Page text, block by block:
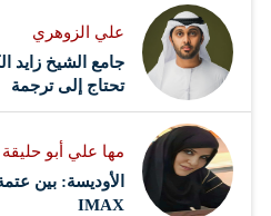
علي الزوهري
جامع الشيخ زايد
تحتاج إلى ترجمة
مها علي أبو حليقة
الأوديسة: بين
IMAX